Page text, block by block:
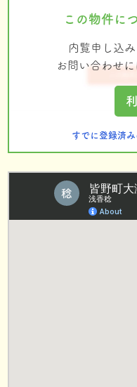
この物件に
内覧申し込
お問い合わせ
すでに登録済